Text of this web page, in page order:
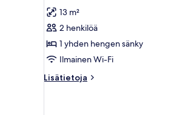
hengen
standard-
huone,
1
yhden
hengen
arvostelua)
13 m²
2 henkilöä
1 yhden hengen sänky
Ilmainen Wi-Fi
Lisätietoja
Lisätietoja